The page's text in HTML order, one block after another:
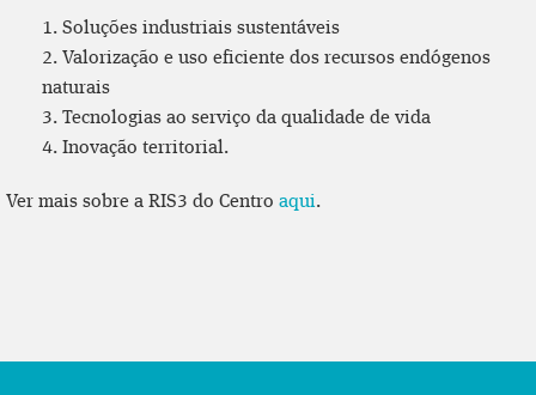
1. Soluções industriais sustentáveis
2. Valorização e uso eficiente dos recursos endógenos
naturais
3. Tecnologias ao serviço da qualidade de vida
4. Inovação territorial.
Ver mais sobre a RIS3 do Centro aqui.